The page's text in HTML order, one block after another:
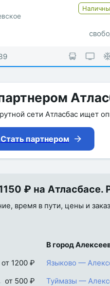
сети Атласбас ищет
Стать партнером
₽ на Атласбасе.
время в пути, цены и
от 1200 ₽
от 500 ₽
В город
Языково —
Туймазы —